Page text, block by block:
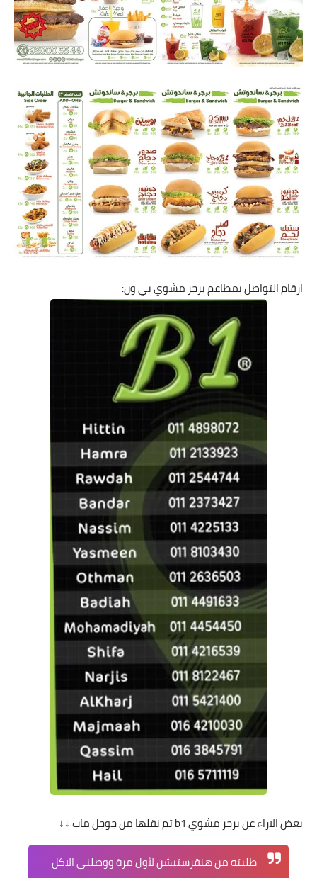
ارقام التواصل بمطاعم برجر مشوي بي ون:
بعض الاراء عن برجر مشوي b1 تم نقلها من جوجل ماب ↓↓
طلبته من هنقرستيشن لأول مرة ووصلني الاكل